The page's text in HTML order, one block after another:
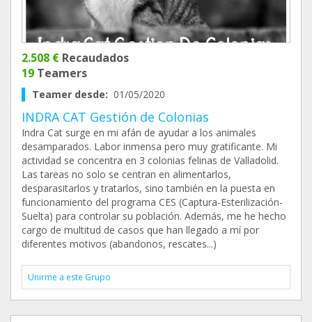
2.508 € Recaudados
19 Teamers
Teamer desde: 01/05/2020
INDRA CAT Gestión de Colonias
Indra Cat surge en mi afán de ayudar a los animales
desamparados. Labor inmensa pero muy gratificante. Mi
actividad se concentra en 3 colonias felinas de Valladolid.
Las tareas no solo se centran en alimentarlos,
desparasitarlos y tratarlos, sino también en la puesta en
funcionamiento del programa CES (Captura-Esterilización-
Suelta) para controlar su población. Además, me he hecho
cargo de multitud de casos que han llegado a mí por
diferentes motivos (abandonos, rescates...)
Unirme a este Grupo